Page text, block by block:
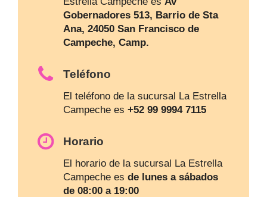
Gobernadores 513, Barrio de Sta
Ana, 24050 San Francisco de
Campeche, Camp.
Teléfono
El teléfono de la sucursal La Estrella
Campeche es +52 99 9994 7115
Horario
El horario de la sucursal La Estrella
Campeche es de lunes a sábados
de 08:00 a 19:00